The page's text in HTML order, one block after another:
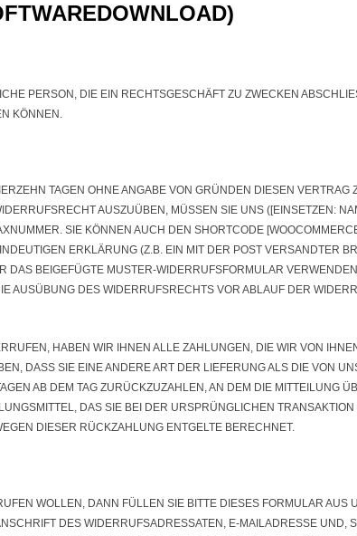
PERSON, DIE EIN RECHTSGESCHÄFT ZU ZWECKEN
KÖNNEN.
TAGEN OHNE ANGABE VON GRÜNDEN DIESEN
AUSZUÜBEN, MÜSSEN SIE UNS ([EINSETZEN:
SIE KÖNNEN AUCH DEN SHORTCODE
ERKLÄRUNG (Z.B. EIN MIT DER POST VERSANDTER
DAS BEIGEFÜGTE MUSTER-WIDERRUFSFORMULAR
AUSÜBUNG DES WIDERRUFSRECHTS VOR ABLAUF DER
HABEN WIR IHNEN ALLE ZAHLUNGEN, DIE WIR VON
DASS SIE EINE ANDERE ART DER LIEFERUNG ALS DIE VON
AB DEM TAG ZURÜCKZUZAHLEN, AN DEM DIE MITTEILUNG
DAS SIE BEI DER URSPRÜNGLICHEN
DIESER RÜCKZAHLUNG ENTGELTE BERECHNET.
WOLLEN, DANN FÜLLEN SIE BITTE DIESES FORMULAR AUS
DES WIDERRUFSADRESSATEN, E-MAILADRESSE UND,